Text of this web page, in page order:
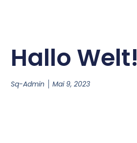
Hallo Welt!
Sq-Admin Mai 9, 2023